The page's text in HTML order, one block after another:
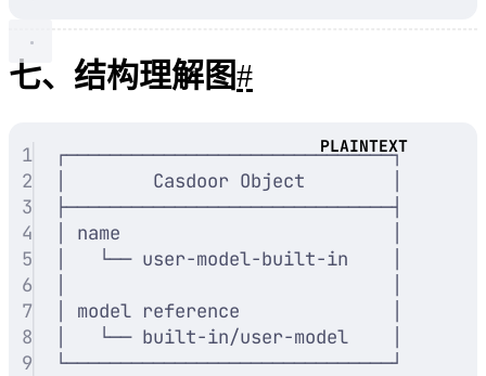
七、结构理解图#
1
┌──────────────────────────────┐
2
│        Casdoor Object        │
3
├──────────────────────────────┤
4
│ name                         │
5
│   └── user-model-built-in    │
6
7
│ model reference              │
8
│   └── built-in/user-model    │
9
└──────────────────────────────┘